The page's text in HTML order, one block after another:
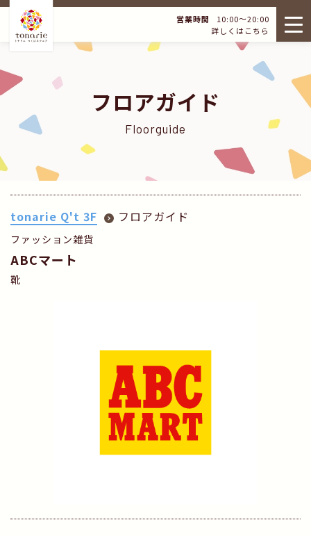
営業時間
10:00～20:00
詳しくはこちら
フロアガイド
Floorguide
tonarie Q't 3F フロアガイド
ファッション雑貨
ABCマート
靴